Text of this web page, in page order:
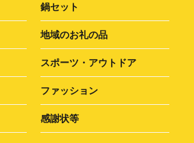
鍋セット
地域のお礼の品
スポーツ・アウトドア
ファッション
感謝状等